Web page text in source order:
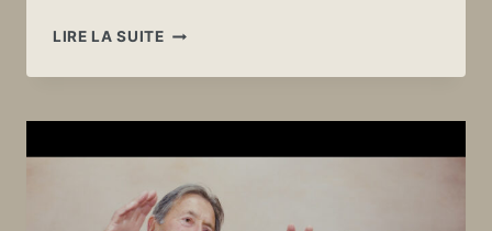
LIRE LA SUITELE
DANS
ANNÉES